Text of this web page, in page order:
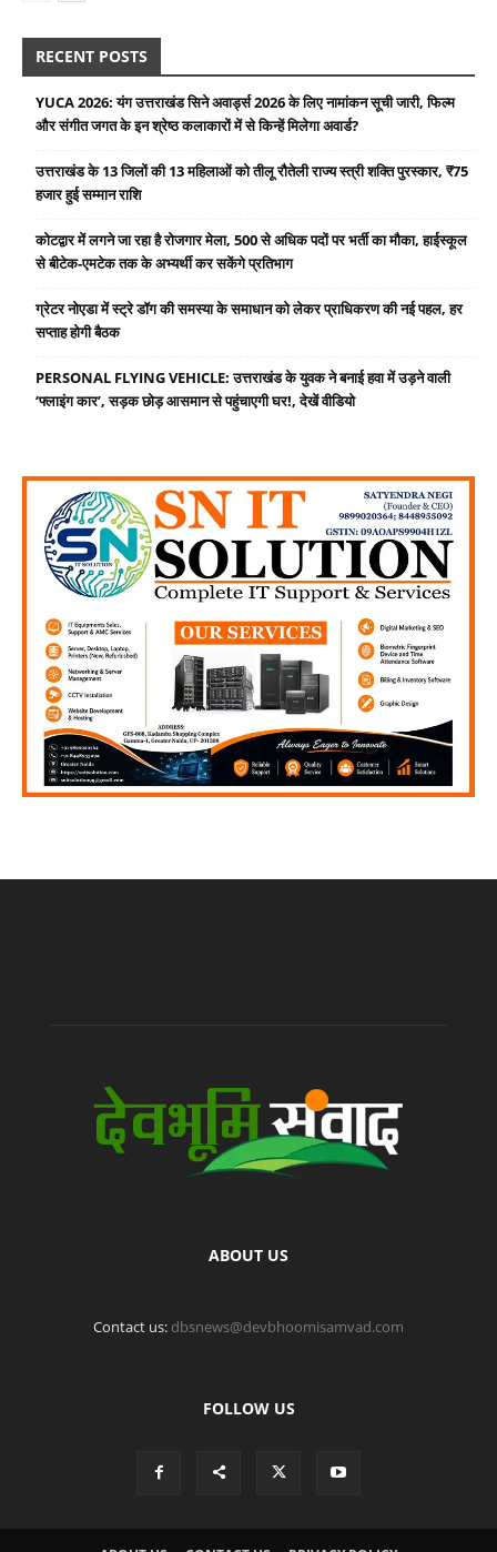
RECENT POSTS
YUCA 2026: यंग उत्तराखंड सिने अवार्ड्स 2026 के लिए नामांकन सूची जारी, फिल्म
और संगीत जगत के इन श्रेष्ठ कलाकारों में से किन्हें मिलेगा अवार्ड?
उत्तराखंड के 13 जिलों की 13 महिलाओं को तीलू रौतेली राज्य स्त्री शक्ति पुरस्कार, ₹75
हजार हुई सम्मान राशि
कोटद्वार में लगने जा रहा है रोजगार मेला, 500 से अधिक पदों पर भर्ती का मौका, हाईस्कूल
से बीटेक-एमटेक तक के अभ्यर्थी कर सकेंगे प्रतिभाग
ग्रेटर नोएडा में स्ट्रे डॉग की समस्या के समाधान को लेकर प्राधिकरण की नई पहल, हर
सप्ताह होगी बैठक
PERSONAL FLYING VEHICLE: उत्तराखंड के युवक ने बनाई हवा में उड़ने वाली
‘फ्लाइंग कार’, सड़क छोड़ आसमान से पहुंचाएगी घर!, देखें वीडियो
ABOUT US
Contact us: dbsnews@devbhoomisamvad.com
FOLLOW US